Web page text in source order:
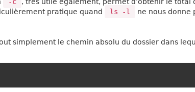
-c
, très utile également, permet d’obtenir le total
pratique quand
ls -l
ne nous donne
simplement le chemin absolu du dossier dans